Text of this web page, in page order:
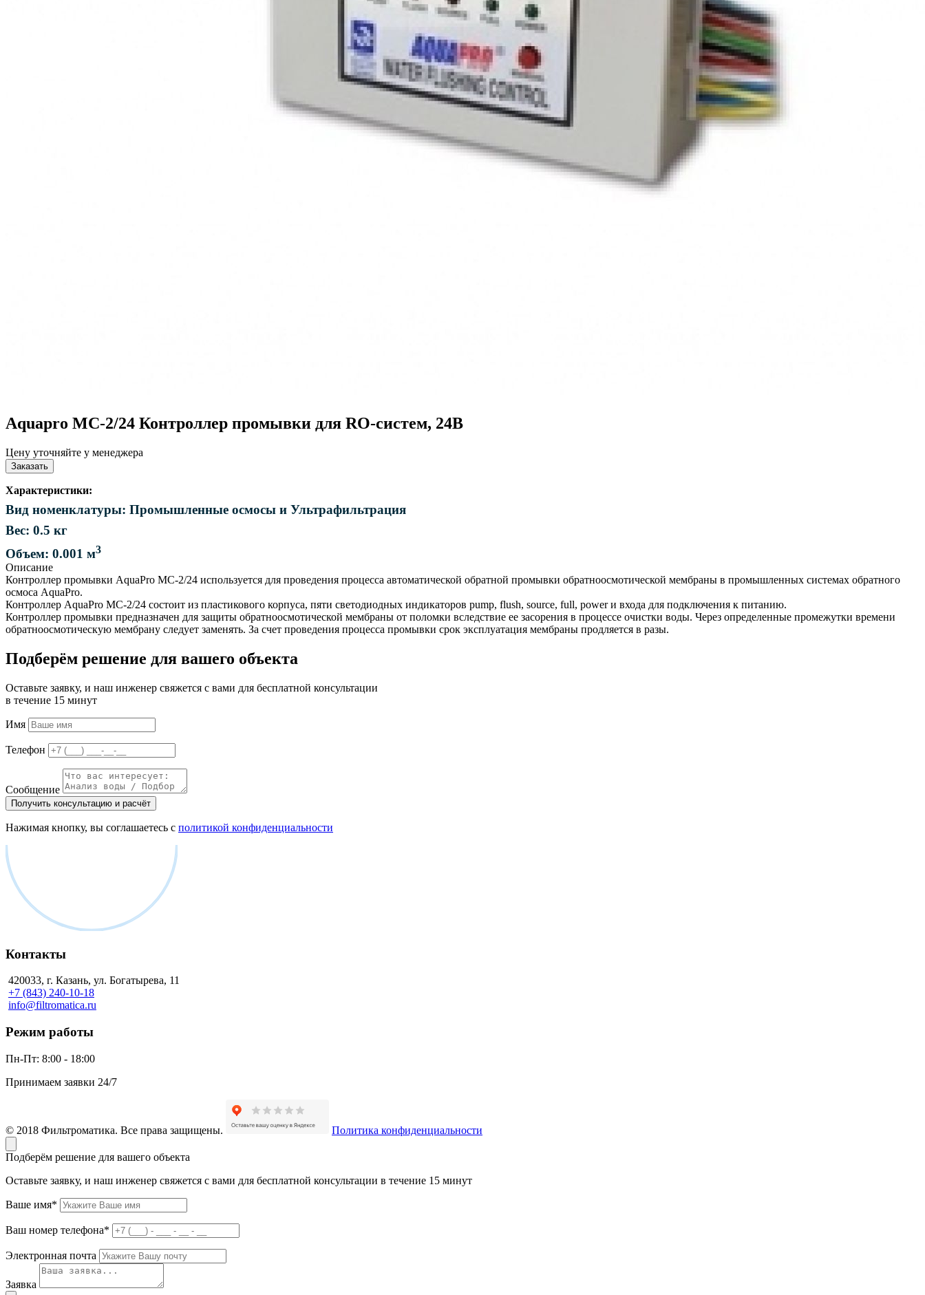
Aquapro MC-2/24 Контроллер промывки для RO-систем, 24В
Цену уточняйте у менеджера
Заказать
Характеристики:
Вид номенклатуры: Промышленные осмосы и Ультрафильтрация
Вес: 0.5 кг
Объем: 0.001 м3
Описание
Контроллер промывки AquaPro MC-2/24 используется для проведения процесса автоматической обратной промывки обратноосмотической мембраны в промышленных системах обратного
осмоса AquaPro.
Контроллер AquaPro MC-2/24 состоит из пластикового корпуса, пяти светодиодных индикаторов pump, flush, source, full, power и входа для подключения к питанию.
Контроллер промывки предназначен для защиты обратноосмотической мембраны от поломки вследствие ее засорения в процессе очистки воды. Через определенные промежутки времени
обратноосмотическую мембрану следует заменять. За счет проведения процесса промывки срок эксплуатация мембраны продляется в разы.
Подберём решение для вашего объекта
Оставьте заявку, и наш инженер свяжется с вами для бесплатной консультации
в течение 15 минут
Имя
Телефон
Сообщение
Получить консультацию и расчёт
Нажимая кнопку, вы соглашаетесь с политикой конфиденциальности
Контакты
420033, г. Казань, ул. Богатырева, 11
+7 (843) 240-10-18
info@filtromatica.ru
Режим работы
Пн-Пт: 8:00 - 18:00
Принимаем заявки 24/7
© 2018 Фильтроматика. Все права защищены. Политика конфиденциальности
Подберём решение для вашего объекта
Оставьте заявку, и наш инженер свяжется с вами для бесплатной консультации в течение 15 минут
Ваше имя*
Ваш номер телефона*
Электронная почта
Заявка